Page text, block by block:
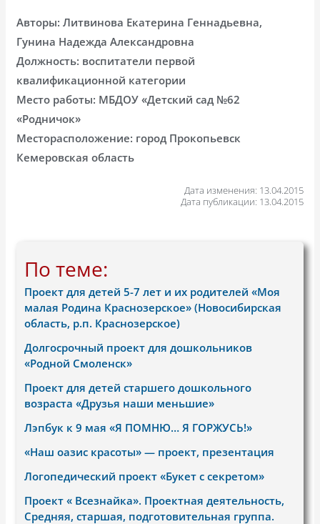
Авторы: Литвинова Екатерина Геннадьевна,
Гунина Надежда Александровна
Должность: воспитатели первой
квалификационной категории
Место работы: МБДОУ «Детский сад №62
«Родничок»
Месторасположение: город Прокопьевск
Кемеровская область
Дата изменения: 13.04.2015
Дата публикации: 13.04.2015
По теме:
Проект для детей 5-7 лет и их родителей «Моя
малая Родина Краснозерское» (Новосибирская
область, р.п. Краснозерское)
Долгосрочный проект для дошкольников
«Родной Смоленск»
Проект для детей старшего дошкольного
возраста «Друзья наши меньшие»
Лэпбук к 9 мая «Я ПОМНЮ… Я ГОРЖУСЬ!»
«Наш оазис красоты» — проект, презентация
Логопедический проект «Букет с секретом»
Проект « Всезнайка». Проектная деятельность,
Средняя, старшая, подготовительная группа.